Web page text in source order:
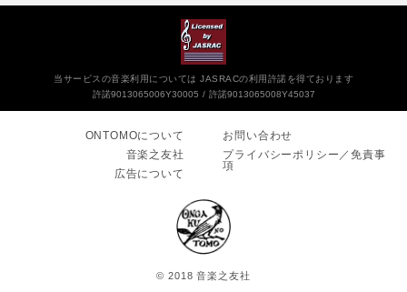
当サービスの音楽利用については JASRACの利用許諾を得ております
許諾9013065006Y30005
許諾9013065008Y45037
ONTOMOについて
音楽之友社
広告について
お問い合わせ
プライバシーポリシー／免責事
項
© 2018 音楽之友社